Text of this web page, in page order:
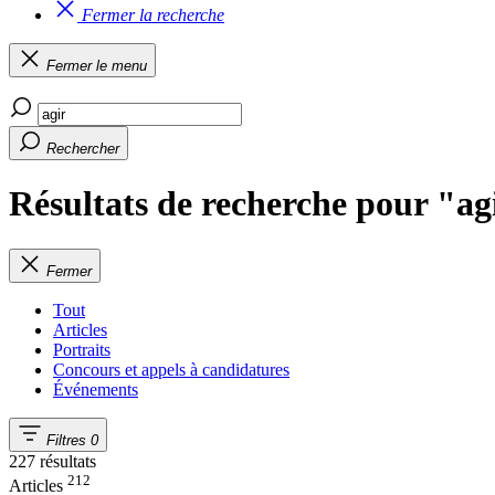
Fermer la recherche
Fermer le menu
Rechercher
Résultats de recherche pour
Fermer
Tout
Articles
Portraits
Concours et appels à candidatures
Événements
Filtres 0
227 résultats
Articles 212